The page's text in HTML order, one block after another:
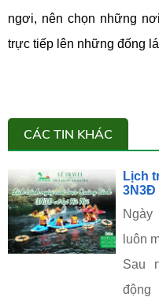
ngơi, nên chọn những
trực tiếp lên những đống
CÁC TIN KHÁC
Lịch
3N3Đ
luôn
Sau
động